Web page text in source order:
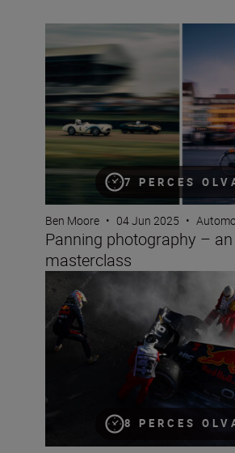
7 PERCES
Panning photography – an
Ben Moore • 04 Jun 2025 •
Panning photography –
masterclass
8 PERCES